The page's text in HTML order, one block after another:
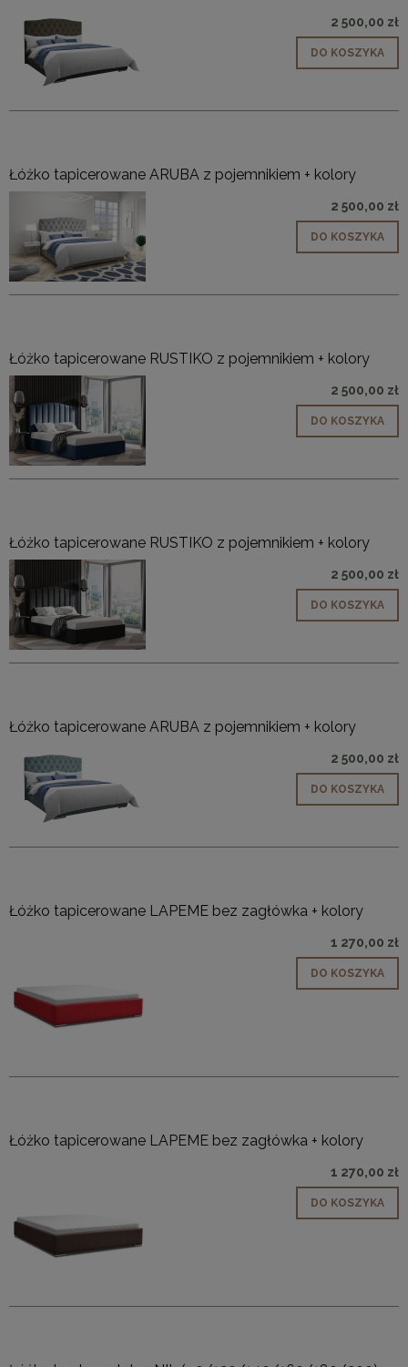
2 500,00 zł
DO KOSZYKA
Łóżko tapicerowane ARUBA z pojemnikiem + kolory
2 500,00 zł
DO KOSZYKA
Łóżko tapicerowane RUSTIKO z pojemnikiem + kolory
2 500,00 zł
DO KOSZYKA
Łóżko tapicerowane RUSTIKO z pojemnikiem + kolory
2 500,00 zł
DO KOSZYKA
Łóżko tapicerowane ARUBA z pojemnikiem + kolory
2 500,00 zł
DO KOSZYKA
Łóżko tapicerowane LAPEME bez zagłówka + kolory
1 270,00 zł
DO KOSZYKA
Łóżko tapicerowane LAPEME bez zagłówka + kolory
1 270,00 zł
DO KOSZYKA